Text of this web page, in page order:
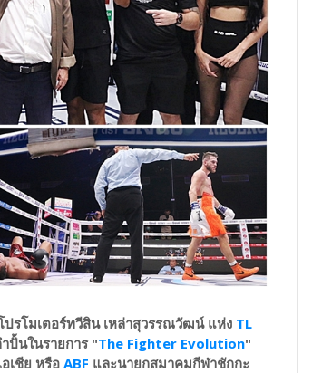
ปรโมเตอร์ทวีสิน เหล่าสุวรรณวัฒน์ แห่ง TL
ปั้นในรายการ "The Fighter Evolution"
เชีย หรือ ABF และนายกสมาคมกีฬาชักกะ